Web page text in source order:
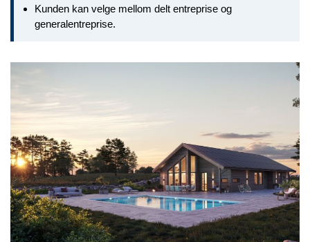
Kunden kan velge mellom delt entreprise og
generalentreprise.